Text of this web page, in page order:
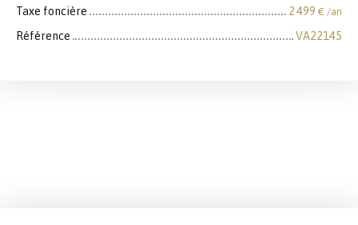
Taxe foncière 2 499 € /an
Référence VA22145